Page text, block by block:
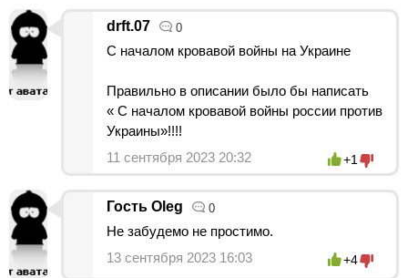
drft.07 0
С началом кровавой войны на Украине
Правильно в описании было бы написать
« С началом кровавой войны россии против
Украины»!!!!
11 сентября 2023 20:32
+1
Гость Oleg 0
Не забудемо не простимо.
13 сентября 2023 16:03
+4